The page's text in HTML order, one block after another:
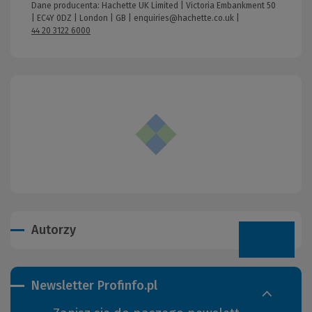
Dane producenta: Hachette UK Limited | Victoria Embankment 50
| EC4Y 0DZ | London | GB | enquiries@hachette.co.uk
44 20 3122 6000
Autorzy
Newsletter Profinfo.pl